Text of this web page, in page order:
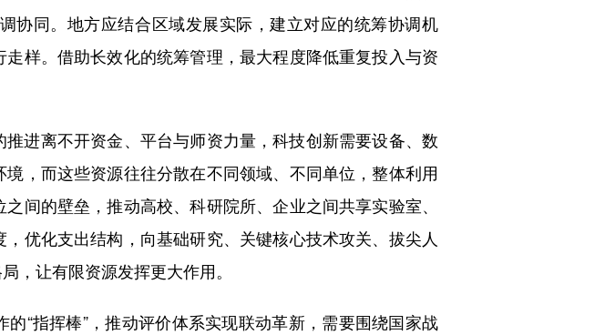
协同。地方应结合区域发展实际，建立对应的统筹协调机
样。借助长效化的统筹管理，最大程度降低重复投入与资
离不开资金、平台与师资力量，科技创新需要设备、数
，而这些资源往往分散在不同领域、不同单位，整体利用
间的壁垒，推动高校、科研院所、企业之间共享实验室、
优化支出结构，向基础研究、关键核心技术攻关、拔尖人
，让有限资源发挥更大作用。
指挥棒”，推动评价体系实现联动革新，需要围绕国家战